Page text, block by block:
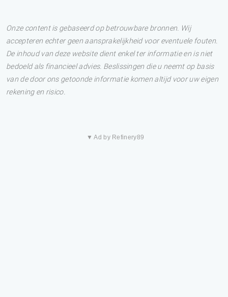
Onze content is gebaseerd op betrouwbare bronnen. Wij
accepteren echter geen aansprakelijkheid voor eventuele fouten.
De inhoud van deze website dient enkel ter informatie en is niet
bedoeld als financieel advies. Beslissingen die u neemt op basis
van de door ons getoonde informatie komen altijd voor uw eigen
rekening en risico.
▼ Ad by Refinery89